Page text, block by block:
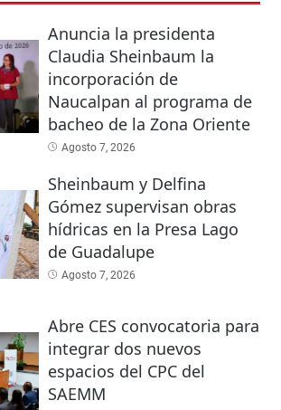
Anuncia la presidenta
Claudia Sheinbaum la
incorporación de
Naucalpan al programa de
bacheo de la Zona Oriente
Agosto 7, 2026
Sheinbaum y Delfina
Gómez supervisan obras
hídricas en la Presa Lago
de Guadalupe
Agosto 7, 2026
Abre CES convocatoria para
integrar dos nuevos
espacios del CPC del
SAEMM